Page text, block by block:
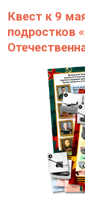
Квест к 9
подростков